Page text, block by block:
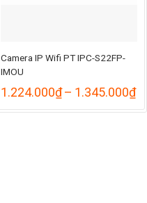
Camera IP Wifi PT IPC-S22FP-
IMOU
1.224.000₫– 1.345.000₫
từ